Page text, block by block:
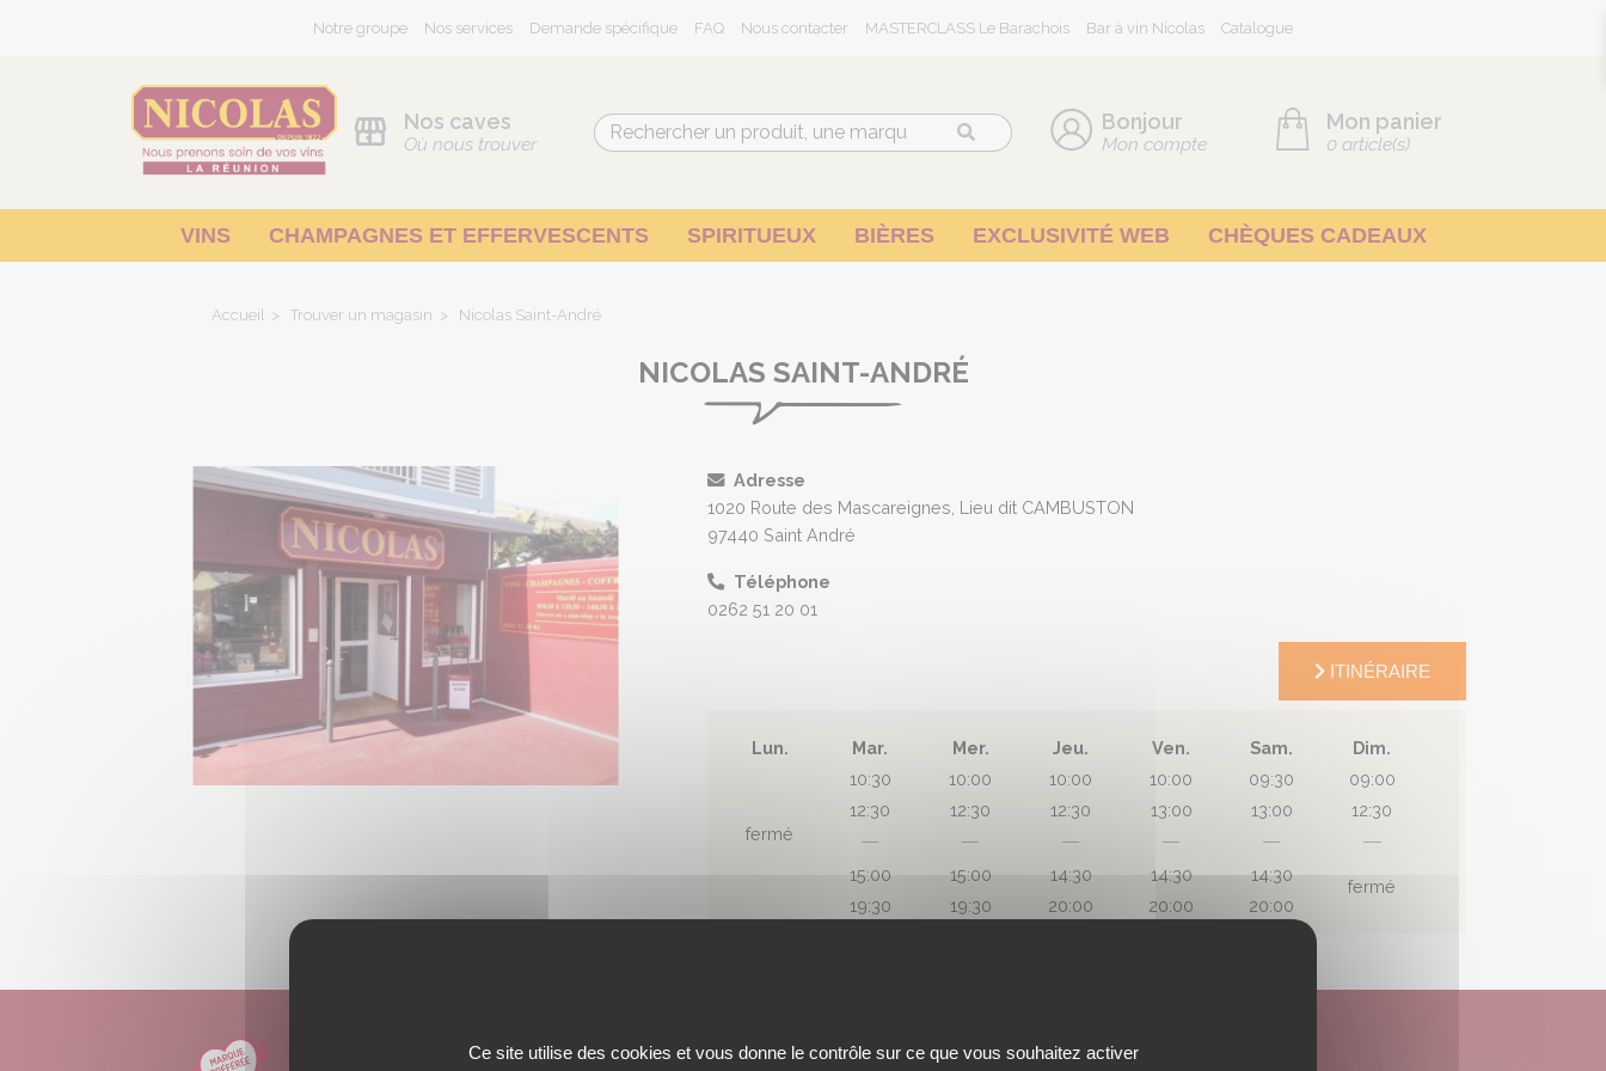
Notre groupe Nos services Demande spécifique FAQ Nous contacter MASTERCLASS Le Barachois Bar à vin Nicolas Catalogue
Nos caves
Où nous trouver
Bonjour
Mon compte
Mon panier
0article(s)
VINS CHAMPAGNES ET EFFERVESCENTS SPIRITUEUX BIÈRES EXCLUSIVITÉ WEB CHÈQUES CADEAUX
Accueil Trouver un magasin Nicolas Saint-André
NICOLAS SAINT-ANDRÉ
Adresse
1020 Route des Mascareignes, Lieu dit CAMBUSTON
97440 Saint André
Téléphone
0262 51 20 01
ITINÉRAIRE
Lun.
fermé
Mar.
10:30
12:30
15:00
19:30
Mer.
10:00
12:30
15:00
19:30
Jeu.
10:00
12:30
14:30
20:00
Ven.
10:00
13:00
14:30
20:00
Sam.
09:30
13:00
14:30
20:00
Dim.
09:00
12:30
fermé
AIDES NICOLAS NOS PRODUITS
Ce site utilise des cookies et vous donne le contrôle sur ce que vous souhaitez activer